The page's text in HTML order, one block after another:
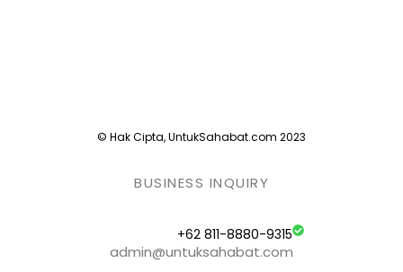
© Hak Cipta, UntukSahabat.com 2023
BUSINESS INQUIRY
+62 811-8880-9315
admin@untuksahabat.com